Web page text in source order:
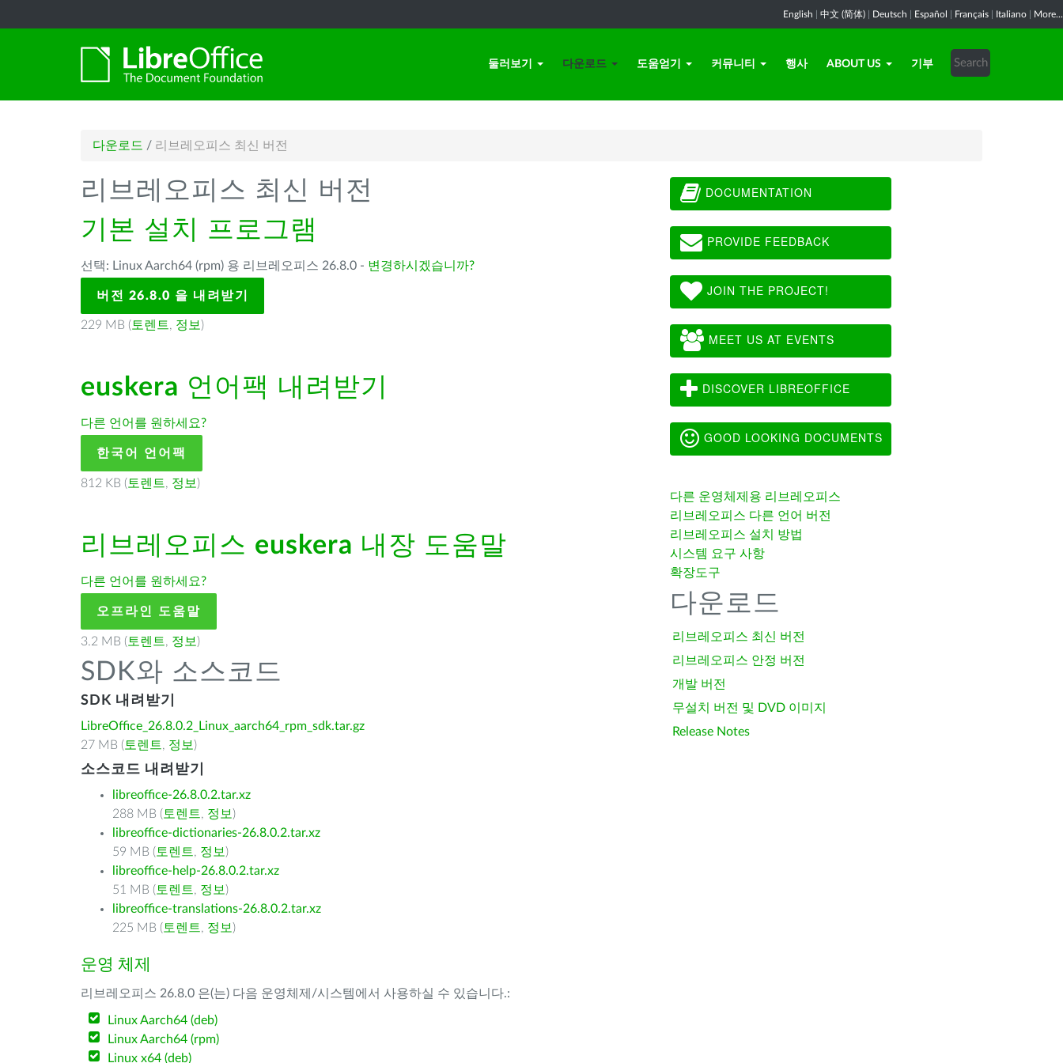
English 中文 (简体) Deutsch Español Français Italiano More...
둘러보기 다운로드 도움얻기 커뮤니티 행사 ABOUT US 기부
다운로드 / 리브레오피스 최신 버전
리브레오피스 최신 버전
기본 설치 프로그램
선택: Linux Aarch64 (rpm) 용 리브레오피스 26.8.0 - 변경하시겠습니까?
버전 26.8.0 을 내려받기
229 MB ( 토렌트, 정보 )
euskera 언어팩 내려받기
다른 언어를 원하세요?
한국어 언어팩
812 KB ( 토렌트, 정보 )
리브레오피스 euskera 내장 도움말
다른 언어를 원하세요?
오프라인 도움말
3.2 MB ( 토렌트, 정보 )
SDK와 소스코드
SDK 내려받기
LibreOffice_26.8.0.2_Linux_aarch64_rpm_sdk.tar.gz
27 MB ( 토렌트, 정보 )
소스코드 내려받기
libreoffice-26.8.0.2.tar.xz
288 MB ( 토렌트, 정보 )
libreoffice-dictionaries-26.8.0.2.tar.xz
59 MB ( 토렌트, 정보 )
libreoffice-help-26.8.0.2.tar.xz
51 MB ( 토렌트, 정보 )
libreoffice-translations-26.8.0.2.tar.xz
225 MB ( 토렌트, 정보 )
운영 체제
리브레오피스 26.8.0 은(는) 다음 운영체제/시스템에서 사용하실 수 있습니다.:
Linux Aarch64 (deb)
Linux Aarch64 (rpm)
Linux x64 (deb)
DOCUMENTATION
PROVIDE FEEDBACK
JOIN THE PROJECT!
MEET US AT EVENTS
DISCOVER LIBREOFFICE
GOOD LOOKING DOCUMENTS
다른 운영체제용 리브레오피스
리브레오피스 다른 언어 버전
리브레오피스 설치 방법
시스템 요구 사항
확장도구
다운로드
리브레오피스 최신 버전
리브레오피스 안정 버전
개발 버전
무설치 버전 및 DVD 이미지
Release Notes